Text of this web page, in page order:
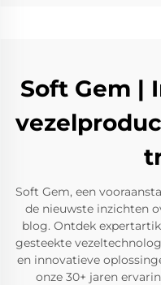
Soft Gem |
Soft Gem, een
de nieuwste inzichten
blog. Ontdek
gesteekte
en innovatieve
onze 30+ jaren